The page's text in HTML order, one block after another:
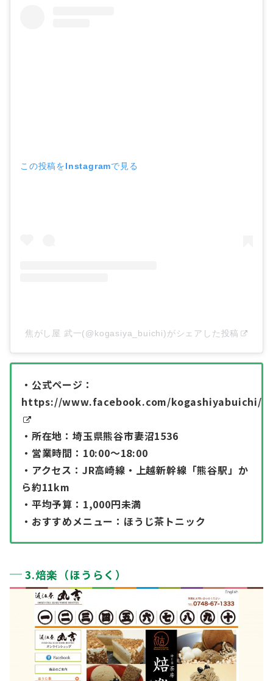
この投稿をInstagramで見る
焦がし屋 武一(@kogasiya_buichi)がシェアした投稿
・公式ページ：
https://www.facebook.com/kogashiyabuichi/
・所在地：埼玉県熊谷市妻沼1536
・営業時間：10:00〜18:00
・アクセス：JR高崎線・上越新幹線「熊谷駅」か
ら約11km
・平均予算：1,000円未満
・おすすめメニュー：ほうじ茶トニック
3.焙楽（ほうらく）